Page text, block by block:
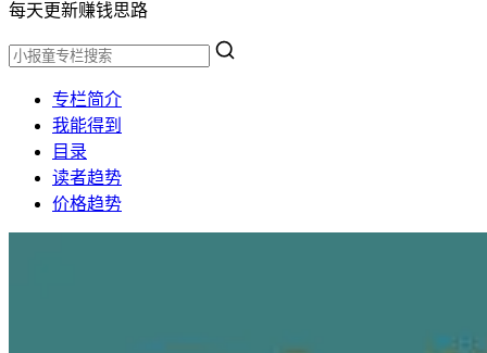
每天更新赚钱思路
专栏简介
我能得到
目录
读者趋势
价格趋势